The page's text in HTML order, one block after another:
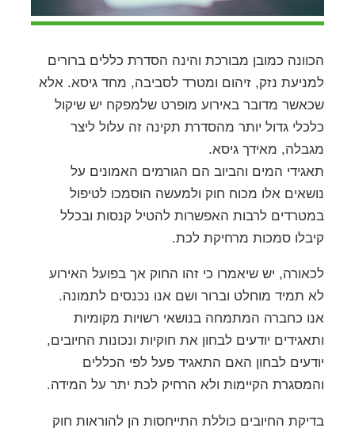
הכוונה כמובן מבורכת והינה הסדרת כללים ברורים
למניעת נזק, זיהום ומטרד לסביבה, מחד גיסא. אלא
שכאשר מדובר באירוע מופרט שלמפקח יש שיקול
כלכלי גדול יותר מהסדרת תקינה זה עלול ליצר
מגבלה, מאידך גיסא.
תאגידי המים והביוב הם הגורמים האמונים על
נושאים אלו מכוח חוק ולמעשה הוסמכו לטיפול
במטרדים לרבות האפשרות להטיל קנסות ובכלל
קיבלו סמכות מרחיקת לכת.
לכאורה, יש שיאמרו כי זהו החוק אך בפועל האירוע
לא תמיד מוחלט וברור ושם אנו נכנסים לתמונה.
אנו כחברה המתמחה בנושאי רשויות מקומיות
ותאגידים יודעים לבחון את חוקיות ונכונות החיובים,
יודעים לבחון האם התאגיד פעל לפי הכללים
והמסגרת הקיימות ולא הרחיק לכת יתר על המידה.
בדיקת החיובים כוללת התייחסות הן להוראות חוק